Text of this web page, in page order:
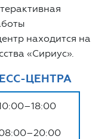
находится на
«Сириус».
ЦЕНТРА